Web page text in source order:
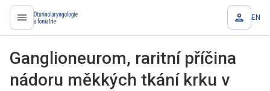
proLékaře.cz EN
Ganglioneurom, raritní příčina
nádoru měkkých tkání krku v